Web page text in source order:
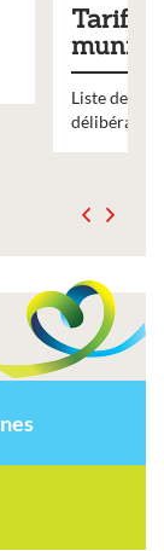
décembre 2025